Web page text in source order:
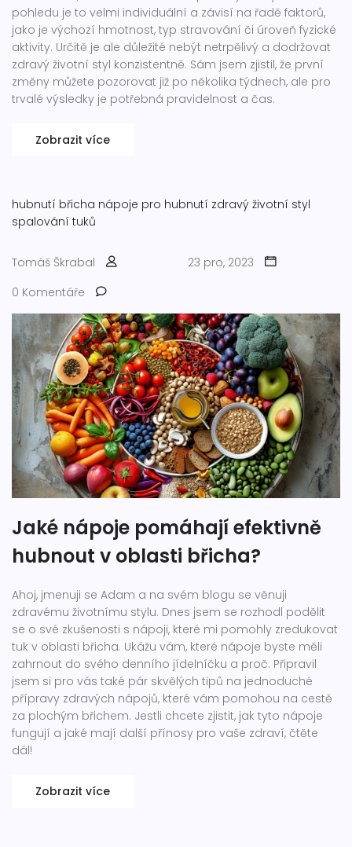
pohledu je to velmi individuální a závisí na řadě faktorů,
jako je výchozí hmotnost, typ stravování či úroveň fyzické
aktivity. Určitě je ale důležité nebýt netrpělivý a dodržovat
zdravý životní styl konzistentně. Sám jsem zjistil, že první
změny můžete pozorovat již po několika týdnech, ale pro
trvalé výsledky je potřebná pravidelnost a čas.
Zobrazit více
hubnutí břicha nápoje pro hubnutí zdravý životní styl
spalování tuků
Tomáš Škrabal
23 pro, 2023
0 Komentáře
Jaké nápoje pomáhají efektivně
hubnout v oblasti břicha?
Ahoj, jmenuji se Adam a na svém blogu se věnuji
zdravému životnímu stylu. Dnes jsem se rozhodl podělit
se o své zkušenosti s nápoji, které mi pomohly zredukovat
tuk v oblasti břicha. Ukážu vám, které nápoje byste měli
zahrnout do svého denního jídelníčku a proč. Připravil
jsem si pro vás také pár skvělých tipů na jednoduché
přípravy zdravých nápojů, které vám pomohou na cestě
za plochým břichem. Jestli chcete zjistit, jak tyto nápoje
fungují a jaké mají další přínosy pro vaše zdraví, čtěte
dál!
Zobrazit více